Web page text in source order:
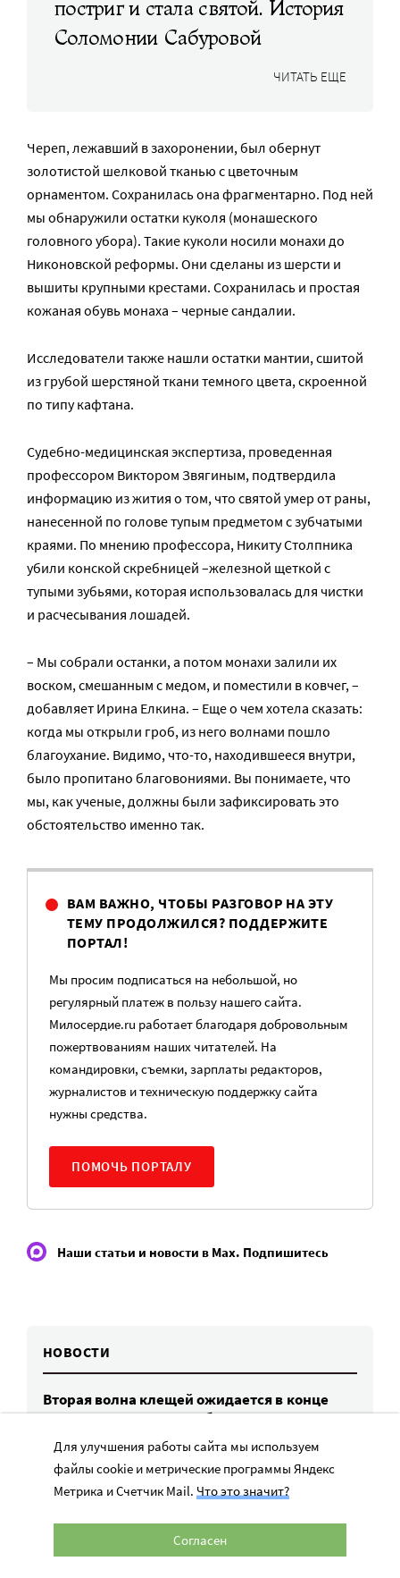
постриг и стала святой. История
Соломонии Сабуровой
ЧИТАТЬ ЕЩЕ
Череп, лежавший в захоронении, был обернут
золотистой шелковой тканью с цветочным
орнаментом. Сохранилась она фрагментарно. Под ней
мы обнаружили остатки куколя (монашеского
головного убора). Такие куколи носили монахи до
Никоновской реформы. Они сделаны из шерсти и
вышиты крупными крестами. Сохранилась и простая
кожаная обувь монаха – черные сандалии.
Исследователи также нашли остатки мантии, сшитой
из грубой шерстяной ткани темного цвета, скроенной
по типу кафтана.
Судебно-медицинская экспертиза, проведенная
профессором Виктором Звягиным, подтвердила
информацию из жития о том, что святой умер от раны,
нанесенной по голове тупым предметом с зубчатыми
краями. По мнению профессора, Никиту Столпника
убили конской скребницей –железной щеткой с
тупыми зубьями, которая использовалась для чистки
и расчесывания лошадей.
– Мы собрали останки, а потом монахи залили их
воском, смешанным с медом, и поместили в ковчег, –
добавляет Ирина Елкина. – Еще о чем хотела сказать:
когда мы открыли гроб, из него волнами пошло
благоухание. Видимо, что-то, находившееся внутри,
было пропитано благовониями. Вы понимаете, что
мы, как ученые, должны были зафиксировать это
обстоятельство именно так.
ВАМ ВАЖНО, ЧТОБЫ РАЗГОВОР НА ЭТУ
ТЕМУ ПРОДОЛЖИЛСЯ? ПОДДЕРЖИТЕ
ПОРТАЛ!
Мы просим подписаться на небольшой, но
регулярный платеж в пользу нашего сайта.
Милосердие.ru работает благодаря добровольным
пожертвованиям наших читателей. На
командировки, съемки, зарплаты редакторов,
журналистов и техническую поддержку сайта
нужны средства.
ПОМОЧЬ ПОРТАЛУ
Наши статьи и новости в Max. Подпишитесь
НОВОСТИ
Вторая волна клещей ожидается в конце
августа — начале сентября
7 авг, 19:25
Родных, которые могут взять ребенка
из проблемной семьи, предлагают искать
Для улучшения работы сайта мы используем
файлы cookie и метрические программы Яндекс
Метрика и Счетчик Mail. Что это значит?
Согласен